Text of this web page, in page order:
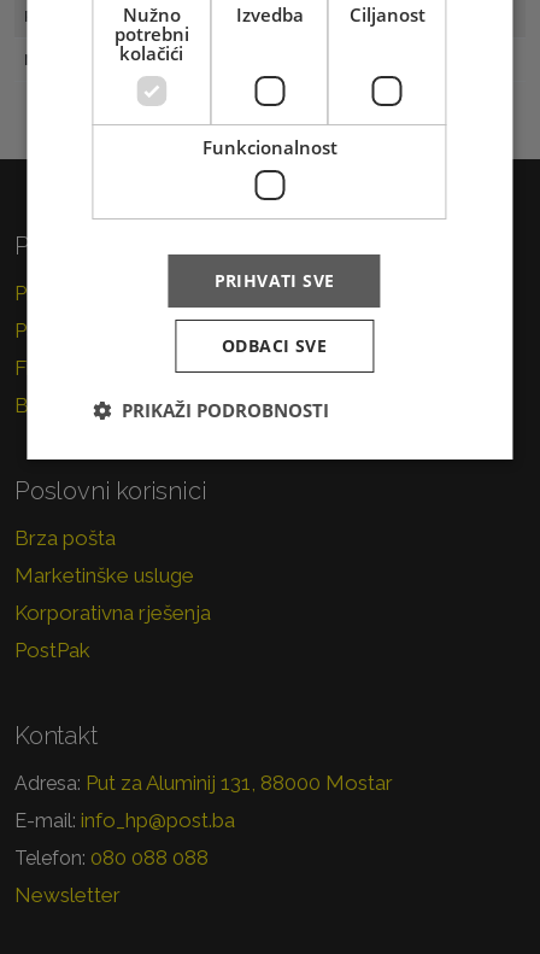
Prvi dan 23.07.1996
Naklada
Privatni korisnici
Pismo
Paket
Financijske usluge
Brzojav
Poslovni korisnici
Brza pošta
Marketinške usluge
Korporativna rješenja
PostPak
Kontakt
Adresa: Put za Aluminij 131, 88000 Mostar
E-mail: info_hp@post.ba
Telefon: 080 088 088
Newsletter
Nužno
potrebni
kolačići
Izvedba Ciljanost
Funkcionalnost
PRIHVATI SVE
ODBACI SVE
PRIKAŽI PODROBNOSTI